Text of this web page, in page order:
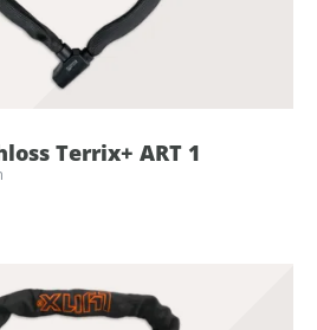
Terrix+ ART 1